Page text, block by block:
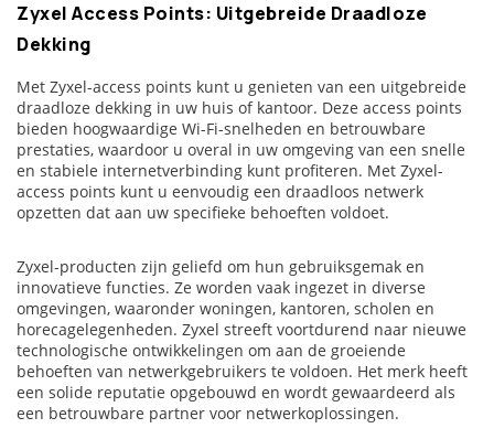
Zyxel Access Points: Uitgebreide Draadloze
Dekking
Met Zyxel-access points kunt u genieten van een uitgebreide
draadloze dekking in uw huis of kantoor. Deze access points
bieden hoogwaardige Wi-Fi-snelheden en betrouwbare
prestaties, waardoor u overal in uw omgeving van een snelle
en stabiele internetverbinding kunt profiteren. Met Zyxel-
access points kunt u eenvoudig een draadloos netwerk
opzetten dat aan uw specifieke behoeften voldoet.
Zyxel-producten zijn geliefd om hun gebruiksgemak en
innovatieve functies. Ze worden vaak ingezet in diverse
omgevingen, waaronder woningen, kantoren, scholen en
horecagelegenheden. Zyxel streeft voortdurend naar nieuwe
technologische ontwikkelingen om aan de groeiende
behoeften van netwerkgebruikers te voldoen. Het merk heeft
een solide reputatie opgebouwd en wordt gewaardeerd als
een betrouwbare partner voor netwerkoplossingen.